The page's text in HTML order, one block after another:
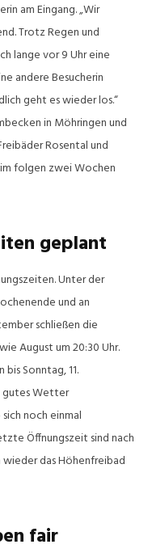
am Eingang. „Wir
Trotz Regen und
lange vor 9 Uhr eine
andere Besucherin
geht es wieder los.“
in Möhringen und
Rosental und
folgen zwei Wochen
geplant
Unter der
und an
schließen die
August um 20:30 Uhr.
Sonntag, 11.
gutes Wetter
noch einmal
Öffnungszeit sind nach
das Höhenfreibad
fair